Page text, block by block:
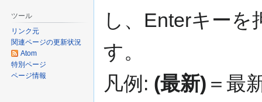
ン
移
動
し、Enterキー
す。
凡例: (最新) ＝最
ツール
リンク元
関連ページの更新状況
Atom
特別ページ
ページ情報